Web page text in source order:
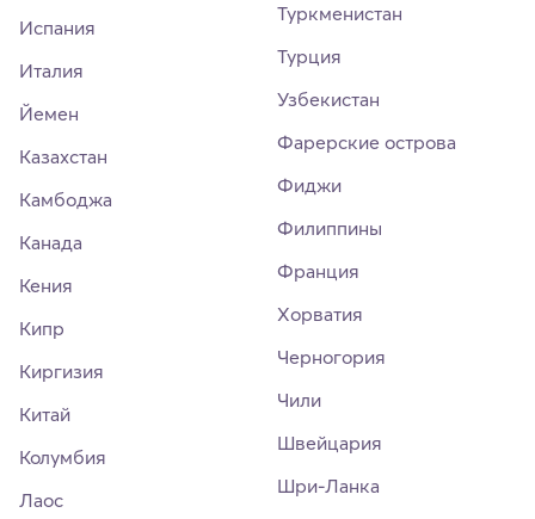
Испания
Италия
Йемен
Казахстан
Камбоджа
Канада
Кения
Кипр
Киргизия
Китай
Колумбия
Лаос
Туркменистан
Турция
Узбекистан
Фарерские острова
Фиджи
Филиппины
Франция
Хорватия
Черногория
Чили
Швейцария
Шри-Ланка